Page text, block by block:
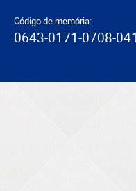
Código de memória:
0643-0171-0708-